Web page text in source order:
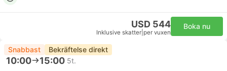
USD 544
Inklusive skatter per vuxen
Boka nu
Snabbast Bekräftelse direkt
10:00 15:00 5t.